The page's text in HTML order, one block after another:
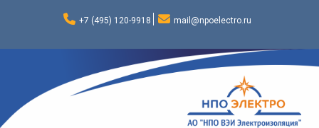
+7 (495) 120-9918 mail@npoelectro.ru